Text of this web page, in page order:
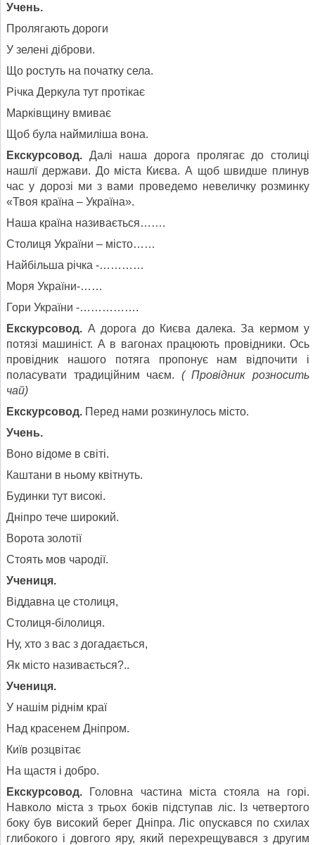
Учень.
Пролягають дороги
У зелені діброви.
Що ростуть на початку села.
Річка Деркула тут протікає
Марківщину вмиває
Щоб була наймиліша вона.
Екскурсовод. Далі наша дорога пролягає до столиці
нашлї держави. До міста Києва. А щоб швидше плинув
час у дорозі ми з вами проведемо невеличку розминку
«Твоя країна – Україна».
Наша країна називається…….
Столиця України – місто……
Найбільша річка -…………
Моря України-……
Гори України -…………….
Екскурсовод. А дорога до Києва далека. За кермом у
потязі машиніст. А в вагонах працюють провідники. Ось
провідник нашого потяга пропонує нам відпочити і
поласувати традиційним чаєм. ( Провідник розносить
чай)
Екскурсовод. Перед нами розкинулось місто.
Учень.
Воно відоме в світі.
Каштани в ньому квітнуть.
Будинки тут високі.
Дніпро тече широкий.
Ворота золотії
Стоять мов чародії.
Учениця.
Віддавна це столиця,
Столиця-білолиця.
Ну, хто з вас з догадається,
Як місто називається?..
Учениця.
У нашім ріднім краї
Над красенем Дніпром.
Київ розцвітає
На щастя і добро.
Екскурсовод. Головна частина міста стояла на горі.
Навколо міста з трьох боків підступав ліс. Із четвертого
боку був високий берег Дніпра. Ліс опускався по схилах
глибокого і довгого яру, який перехрещувався з другим